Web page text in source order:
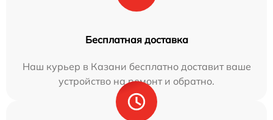
Бесплатная доставка
Наш курьер в Казани бесплатно доставит ваше
устройство на ремонт и обратно.